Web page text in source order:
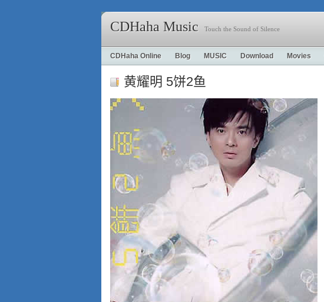
CDHaha Music Touch the Sound of Silence
CDHaha Online Blog MUSIC Download Movies
黄耀明 5饼2鱼